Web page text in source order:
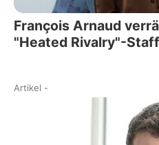
François Arnaud
"Heated Rivalry"-
Artikel -